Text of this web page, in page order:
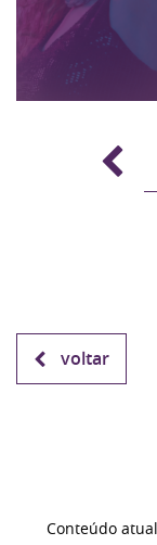
voltar
Conteúdo